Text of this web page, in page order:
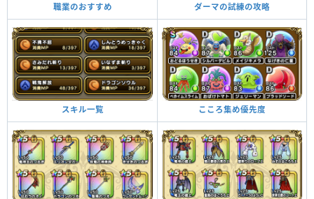
職業のおすすめ ダーマの試練の攻略
スキル一覧 こころ集め優先度